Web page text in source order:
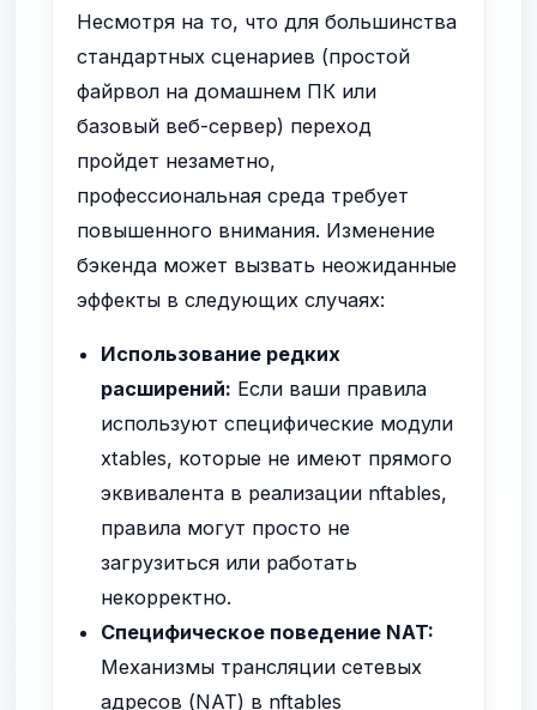
Несмотря на то, что для большинства
стандартных сценариев (простой
файрвол на домашнем ПК или
базовый веб-сервер) переход
пройдет незаметно,
профессиональная среда требует
повышенного внимания. Изменение
бэкенда может вызвать неожиданные
эффекты в следующих случаях:
Использование редких
расширений: Если ваши правила
используют специфические модули
xtables, которые не имеют прямого
эквивалента в реализации nftables,
правила могут просто не
загрузиться или работать
некорректно.
Специфическое поведение NAT:
Механизмы трансляции сетевых
адресов (NAT) в nftables